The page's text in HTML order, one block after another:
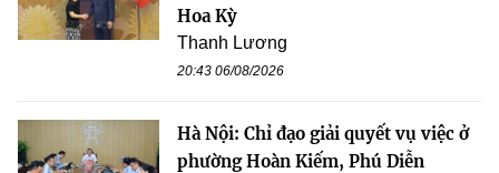
Hoa Kỳ
Thanh Lương
20:43 06/08/2026
Hà Nội: Chỉ đạo giải quyết vụ việc ở
phường Hoàn Kiếm, Phú Diễn